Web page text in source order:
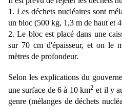
1. Les déchets nucléaires sont
un bloc (500 kg, 1,3 m de haut et
2. Le bloc est placé dans une
sur 70 cm d'épaisseur, et on le
mètres de profondeur.
Selon les explications du
une surface de 6 à 10 km2 et il y
genre (mélanges de déchets